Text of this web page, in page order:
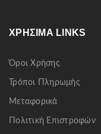
ΧΡΉΣΙΜΑ LINKS
Όροι Χρήσης
Τρόποι Πληρωμής
Μεταφορικά
Πολιτική Επιστροφών